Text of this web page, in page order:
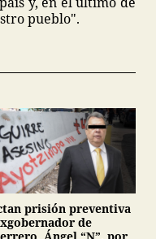
pueblo".
prisión preventiva
de